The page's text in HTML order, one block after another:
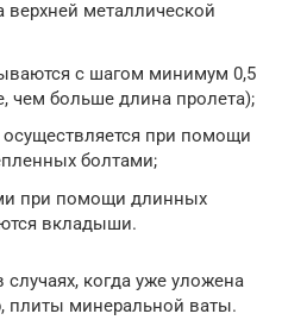
верхней металлической
с шагом минимум 0,5
чем больше длина пролета);
осуществляется при помощи
болтами;
при помощи длинных
вкладыши.
когда уже уложена
плиты минеральной ваты.